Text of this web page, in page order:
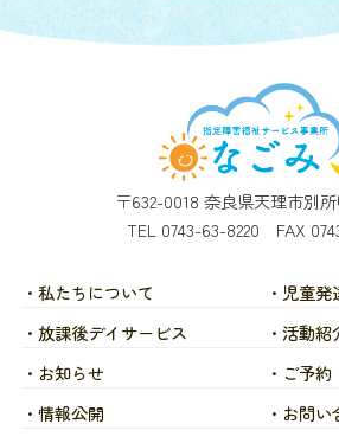
〒632-0018 奈良県天理市別所
TEL 0743-63-8220 FAX
・私たちについて
・児童
・放課後デイサービス
・活動紹
・お知らせ
・ご予約
・情報公開
・お問